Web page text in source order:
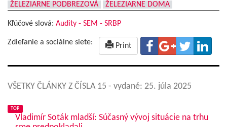
ŽELEZIARNE PODBREZOVÁ
ŽELEZIARNE DOMA
Kľúčové slová: Audity - SEM - SRBP
Zdieľanie a sociálne siete: Print
VŠETKY ČLÁNKY Z ČÍSLA 15 - vydané: 25. júla 2025
TOP
Vladimír Soták mladší: Súčasný vývoj situácie na trhu